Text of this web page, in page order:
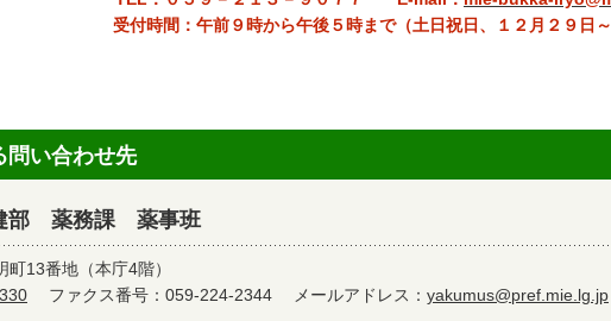
受付時間：午前９時から午後５時まで（土日祝日、１２月２９日～
問い合わせ先
部 薬務課 薬事班
町13番地（本庁4階）
ファクス番号：059-224-2344 メールアドレス： yakumus@pref.mie.lg.jp